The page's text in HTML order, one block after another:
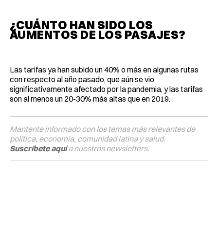
¿CUÁNTO HAN SIDO LOS
AUMENTOS DE LOS PASAJES?
Las tarifas ya han subido un 40% o más en algunas rutas
con respecto al año pasado, que aún se vio
significativamente afectado por la pandemia, y las tarifas
son al menos un 20-30% más altas que en 2019.
Mantente informado con los temas más relevantes de
política, economía, comunidad latina y salud.
Suscríbete aquía nuestros newsletters.